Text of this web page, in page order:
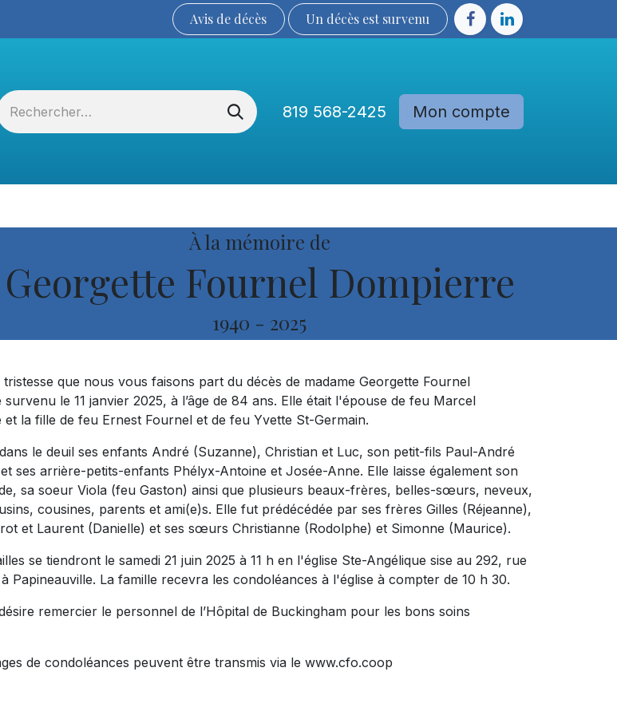
Avis de décès Un décès est sur​​​​​​​​ve​nu​​​​​​​​​​
819 568-2425 Mon compte
À la mémoire de
Georgette Fournel Dompierre
1940 - 2025
que nous vous faisons part du décès de madame Georgette Fournel
survenu le 11 janvier 2025, à l’âge de 84 ans. Elle était l'épouse de feu Marcel
et la fille de feu Ernest Fournel et de feu Yvette St-Germain.
le deuil ses enfants André (Suzanne), Christian et Luc, son petit-fils Paul-André
ses arrière-petits-enfants Phélyx-Antoine et Josée-Anne. Elle laisse également son
sa soeur Viola (feu Gaston) ainsi que plusieurs beaux-frères, belles-sœurs, neveux,
cousines, parents et ami(e)s. Elle fut prédécédée par ses frères Gilles (Réjeanne),
et Laurent (Danielle) et ses sœurs Christianne (Rodolphe) et Simonne (Maurice).
se tiendront le samedi 21 juin 2025 à 11 h en l'église Ste-Angélique sise au 292, rue
Papineauville. La famille recevra les condoléances à l'église à compter de 10 h 30.
remercier le personnel de l’Hôpital de Buckingham pour les bons soins
de condoléances peuvent être transmis via le www.cfo.coop